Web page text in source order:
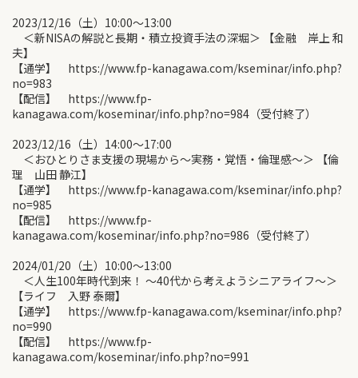
2023/12/16（土）10:00〜13:00
＜新NISAの解説と長期・積立投資手法の深堀＞ 【金融 岸上 和
夫】
【通学】 https://www.fp-kanagawa.com/kseminar/info.php?
no=983
【配信】 https://www.fp-
kanagawa.com/koseminar/info.php?no=984（受付終了）
2023/12/16（土）14:00〜17:00
＜おひとりさま支援の現場から～実務・覚悟・倫理感～＞ 【倫
理 山田 静江】
【通学】 https://www.fp-kanagawa.com/kseminar/info.php?
no=985
【配信】 https://www.fp-
kanagawa.com/koseminar/info.php?no=986（受付終了）
2024/01/20（土）10:00〜13:00
＜人生100年時代到来！ ～40代から考えようシニアライフ～＞
【ライフ 入野 泰爾】
【通学】 https://www.fp-kanagawa.com/kseminar/info.php?
no=990
【配信】 https://www.fp-
kanagawa.com/koseminar/info.php?no=991